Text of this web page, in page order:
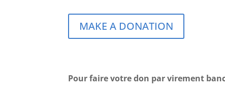
MAKE A DONATION
Pour faire votre don par virement